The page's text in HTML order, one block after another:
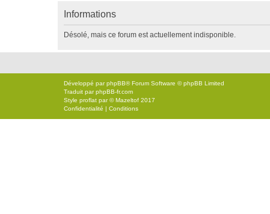
Informations
Désolé, mais ce forum est actuellement indisponible.
Développé parphpBB® Forum Software © phpBB Limited
Traduit parphpBB-fr.com
Style proflat par ©Mazeltof 2017
Confidentialité | Conditions